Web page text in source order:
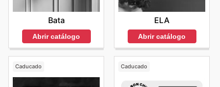
Bata
Abrir catálogo
ELA
Abrir catálogo
Caducado Caducado